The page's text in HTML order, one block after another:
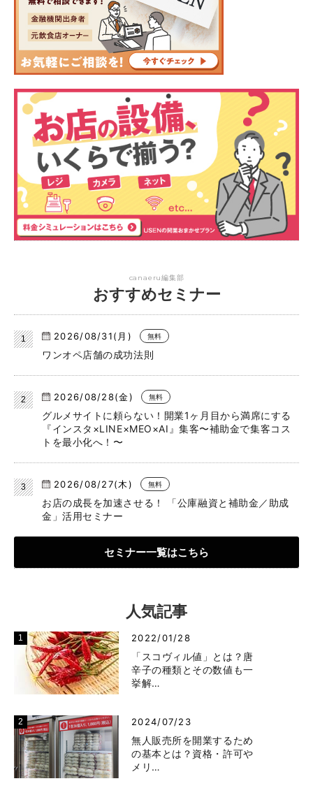
canaeru編集部
おすすめセミナー
2026/08/31(月) 無料
ワンオペ店舗の成功法則
2026/08/28(金) 無料
グルメサイトに頼らない！開業1ヶ月目から満席にする
『インスタ×LINE×MEO×AI』集客〜補助金で集客コス
トを最小化へ！〜
2026/08/27(木) 無料
お店の成長を加速させる！ 「公庫融資と補助金／助成
金」活用セミナー
セミナー一覧はこちら
人気記事
2022/01/28
「スコヴィル値」とは？唐
辛子の種類とその数値も一
挙解…
2024/07/23
無人販売所を開業するため
の基本とは？資格・許可や
メリ…